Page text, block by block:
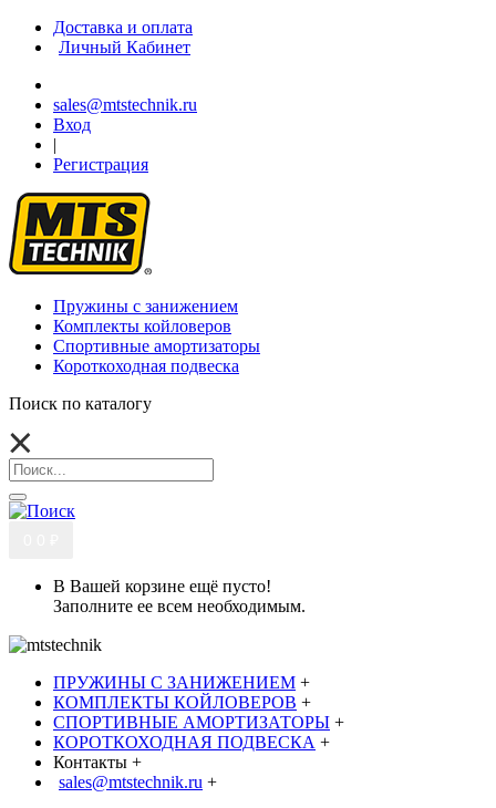
Доставка и оплата
Личный Кабинет
sales@mtstechnik.ru
Вход
|
Регистрация
Пружины с занижением
Комплекты койловеров
Спортивные амортизаторы
Короткоходная подвеска
Поиск по каталогу
В Вашей корзине ещё пусто!
Заполните ее всем необходимым.
ПРУЖИНЫ С ЗАНИЖЕНИЕМ +
КОМПЛЕКТЫ КОЙЛОВЕРОВ +
СПОРТИВНЫЕ АМОРТИЗАТОРЫ +
КОРОТКОХОДНАЯ ПОДВЕСКА +
Контакты +
sales@mtstechnik.ru +